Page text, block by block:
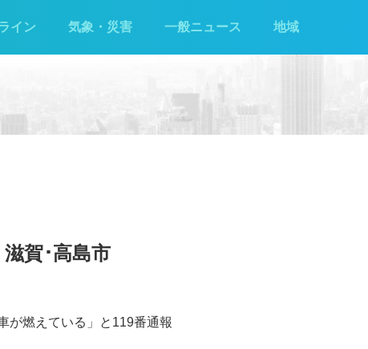
イン 気象・災害 一般ニュース 地域
賀･高島市
が燃えている」と119番通報